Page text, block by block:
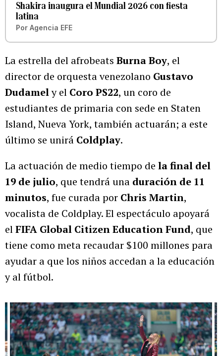
Shakira inaugura el Mundial 2026 con fiesta
latina
Por Agencia EFE
La estrella del afrobeats Burna Boy, el
director de orquesta venezolano Gustavo
Dudamely el Coro PS22, un coro de
estudiantes de primaria con sede en Staten
Island, Nueva York, también actuarán; a este
último se unirá Coldplay.
La actuación de medio tiempo de la final del
19 de julio, que tendrá una duración de 11
minutos, fue curada por Chris Martin,
vocalista de Coldplay. El espectáculo apoyará
elFIFA Global Citizen Education Fund, que
tiene como meta recaudar $100 millones para
ayudar a que los niños accedan a la educación
y al fútbol.